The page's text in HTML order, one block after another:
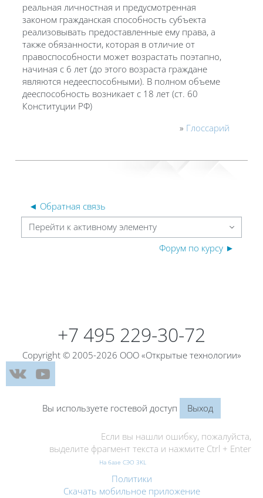
реальная личностная и предусмотренная
законом гражданская способность субъекта
реализовывать предоставленные ему права, а
также обязанности, которая в отличие от
правоспособности может возрастать поэтапно,
начиная с 6 лет (до этого возраста граждане
являются недееспособными). В полном объеме
дееспособность возникает с 18 лет (ст. 60
Конституции РФ)
» Глоссарий
◄ Обратная связь
Перейти к активному элементу
Форум по курсу ►
+7 495 229-30-72
Copyright © 2005-2026 ООО «Открытые технологии»
Вы используете гостевой доступ Выход
Если вы нашли ошибку, пожалуйста,
выделите фрагмент текста и нажмите Ctrl + Enter
На базе СЭО 3KL
Политики
Скачать мобильное приложение